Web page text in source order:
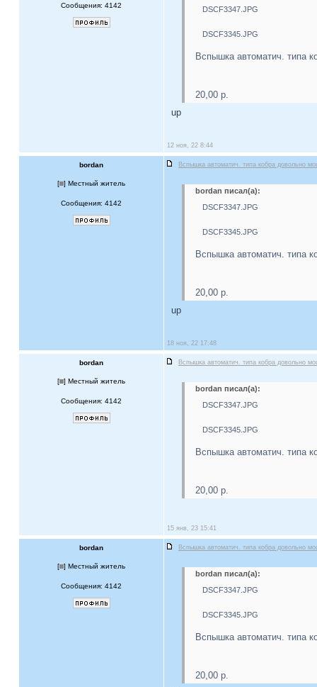
Сообщения: 4142 DSCF3347.JPG
DSCF3345.JPG
Вспышка автоматич. типа
20,00 р.
up
12 ноя, 22 8:44
bordan Вспышка автоматич. типа кобра довольно
[ ] Местный житель
Сообщения: 4142
bordan писал(а):
DSCF3347.JPG
DSCF3345.JPG
Вспышка автоматич. типа
20,00 р.
up
18 ноя, 22 17:48
bordan Вспышка автоматич. типа кобра довольно
[ ] Местный житель
Сообщения: 4142
bordan писал(а):
DSCF3347.JPG
DSCF3345.JPG
Вспышка автоматич. типа
20,00 р.
15 янв, 23 15:41
bordan Вспышка автоматич. типа кобра довольно
[ ] Местный житель
Сообщения: 4142
bordan писал(а):
DSCF3347.JPG
DSCF3345.JPG
Вспышка автоматич. типа
20,00 р.